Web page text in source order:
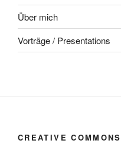
Über mich
Vorträge / Presentations
CREATIVE COMMONS